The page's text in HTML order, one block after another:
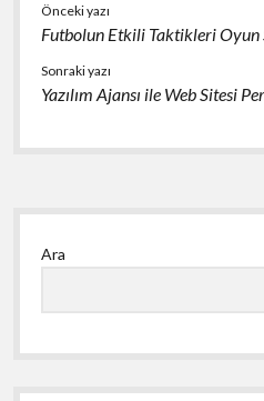
Önceki yazı
Futbolun Etkili Taktikleri
Sonraki yazı
Yazılım Ajansı ile Web Sitesi
Yan
Menü
Ara